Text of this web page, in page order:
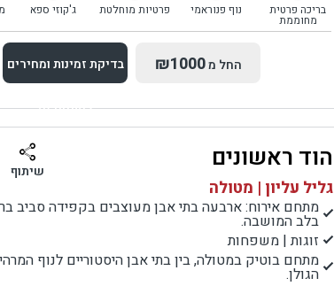
בריכה פרטית
מחוממת
נוף פנוראמי פרטיות מוחלטת ג'קוזי ספא
החל מ₪1000 בדיקת זמינות ומחירים
למתחם זה
בדיקת זמינות ומחירים הוד ראשונים
גליל עליון | מטולה
מתחם אירוח: ארבעה בתי אבן מעוצבים בקפידה סביב
בלב המושבה.
זוגות | משפחות
מתחם בוטיק במטולה, בין בתי אבן היסטוריים לנוף
הגולן.
שיתוף